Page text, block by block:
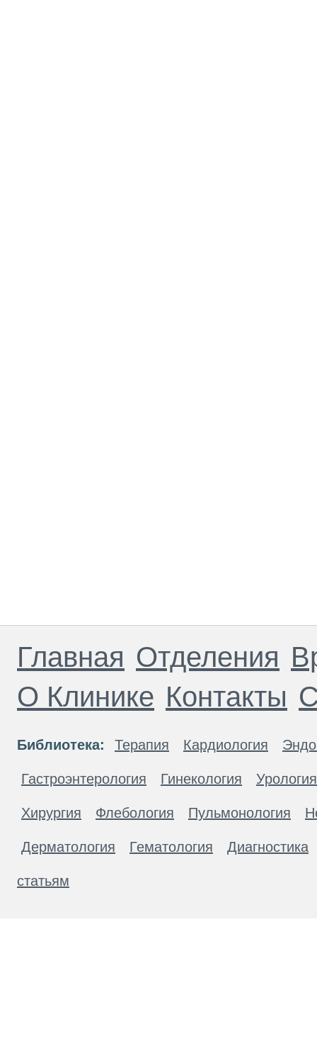
Главная Отделения
О Клинике Контакты
Библиотека: Терапия Кардиология
Гастроэнтерология Гинекология Урология
Хирургия Флебология Пульмонология
Дерматология Гематология Диагностика
статьям